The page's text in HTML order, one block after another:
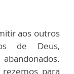
aos outros
de Deus,
para